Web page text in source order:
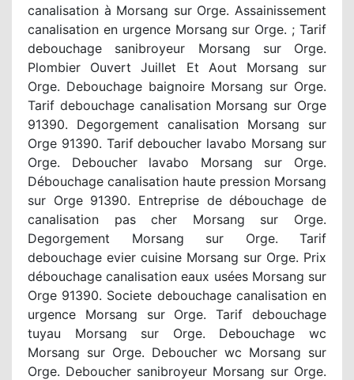
canalisation à Morsang sur Orge. Assainissement
canalisation en urgence Morsang sur Orge. ; Tarif
debouchage sanibroyeur Morsang sur Orge.
Plombier Ouvert Juillet Et Aout Morsang sur
Orge. Debouchage baignoire Morsang sur Orge.
Tarif debouchage canalisation Morsang sur Orge
91390. Degorgement canalisation Morsang sur
Orge 91390. Tarif deboucher lavabo Morsang sur
Orge. Deboucher lavabo Morsang sur Orge.
Débouchage canalisation haute pression Morsang
sur Orge 91390. Entreprise de débouchage de
canalisation pas cher Morsang sur Orge.
Degorgement Morsang sur Orge. Tarif
debouchage evier cuisine Morsang sur Orge. Prix
débouchage canalisation eaux usées Morsang sur
Orge 91390. Societe debouchage canalisation en
urgence Morsang sur Orge. Tarif debouchage
tuyau Morsang sur Orge. Debouchage wc
Morsang sur Orge. Deboucher wc Morsang sur
Orge. Deboucher sanibroyeur Morsang sur Orge.